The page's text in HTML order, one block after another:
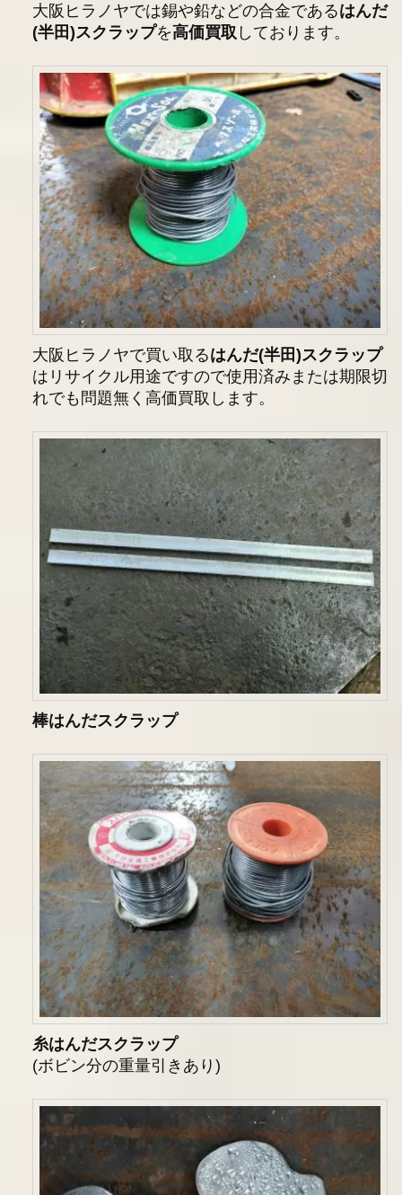
大阪ヒラノヤでは錫や鉛などの合金であるはんだ
(半田)スクラップを高価買取 しております。
大阪ヒラノヤで買い取るはんだ(半田)スクラップ
はリサイクル用途ですので使用済みまたは期限切
れでも問題無く高価買取します。
棒はんだスクラップ
糸はんだスクラップ
(ボビン分の重量引きあり)